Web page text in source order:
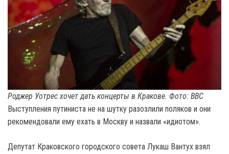
Роджер Уотрес хочет дать концерты в Кракове. Фото: BBC
Выступления путиниста не на шутку разозлили поляков и они
рекомендовали ему ехать в Москву и назвали «идиотом».
Депутат Краковского городского совета Лукаш Вантух взял